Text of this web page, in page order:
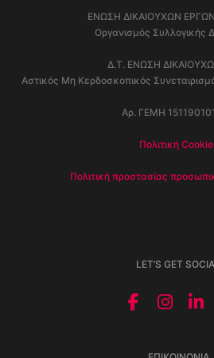
ΕΝΩΣΗ ΔΙΚΑΙΟΥΧΩΝ
Οργανισμός Συλλογικής
Δ.Τ. ΕΝΩΣΗ
Αστικός Μη Κερδοσκοπικός
Αρ. ΓΕΜΗ
Πολιτική
Πολιτική προστασίας
LET’S GET